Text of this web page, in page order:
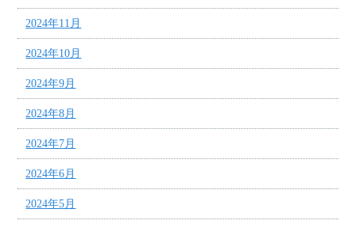
2024年11月
2024年10月
2024年9月
2024年8月
2024年7月
2024年6月
2024年5月